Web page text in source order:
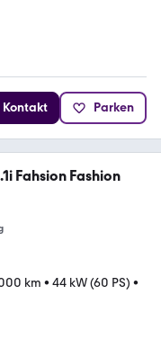
Kontakt Parken
Fahsion Fashion
km • 44 kW (60 PS) •